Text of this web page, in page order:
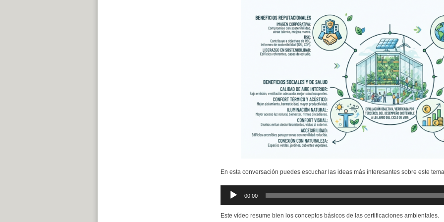
En esta conversación puedes escuchar las ideas más interesantes sobre este tema.
audio
00:00
Este vídeo resume bien los conceptos básicos de las certificaciones ambientales.